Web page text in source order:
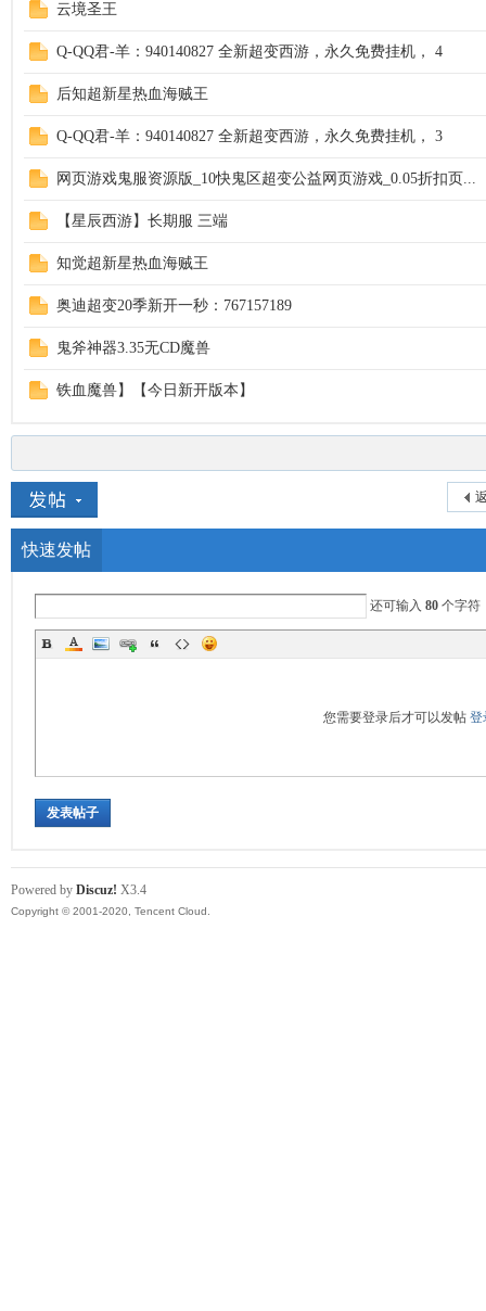
云境圣王
Q-QQ君-羊：940140827 全新超变西游，永久免费挂机， 4
后知超新星热血海贼王
Q-QQ君-羊：940140827 全新超变西游，永久免费挂机， 3
网页游戏鬼服资源版_10快鬼区超变公益网页游戏_0.05折扣页...
【星辰西游】长期服 三端
知觉超新星热血海贼王
奥迪超变20季新开一秒：767157189
鬼斧神器3.35无CD魔兽
铁血魔兽】【今日新开版本】
快速发帖
还可输入 80 个字符
您需要登录后才可以发帖 登
发表帖子
Powered by Discuz! X3.4
Copyright © 2001-2020, Tencent Cloud.